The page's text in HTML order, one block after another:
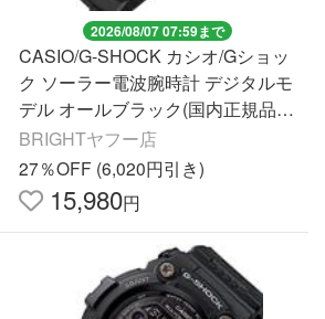
2026/08/07 07:59まで
CASIO/G-SHOCK カシオ/Gショッ
ク ソーラー電波腕時計 デジタルモ
デル オールブラック(国内正規品)G
W-2310UFB-1JF
BRIGHTヤフー店
27％OFF (6,020円引き)
15,980円